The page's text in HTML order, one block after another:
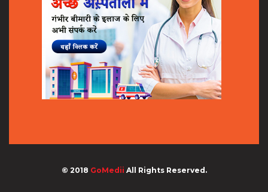
© 2018 GoMedii All Rights Reserved.